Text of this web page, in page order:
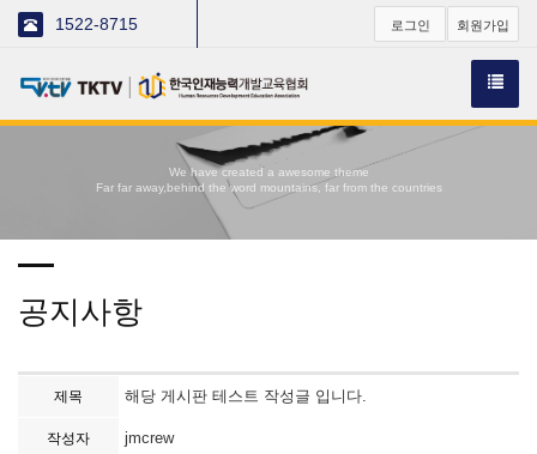
1522-8715 로그인 회원가입
We have created a awesome theme
Far far away,behind the word mountains, far from the countries
공지사항
제목 해당 게시판 테스트 작성글 입니다.
작성자 jmcrew